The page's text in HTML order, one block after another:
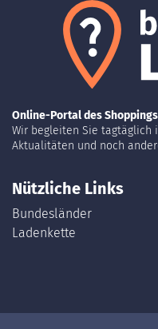
Online-Portal des
Wir begleiten Sie tagtäglich
Aktualitäten und noch
Nützliche Links
Bundesländer
Ladenkette